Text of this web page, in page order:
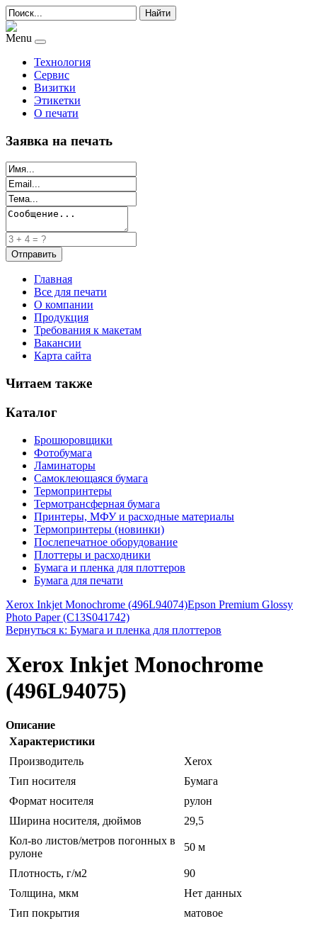
Найти
Menu
Технология
Сервис
Визитки
Этикетки
О печати
Заявка на печать
Главная
Все для печати
О компании
Продукция
Требования к макетам
Вакансии
Карта сайта
Читаем также
Каталог
Брошюровщики
Фотобумага
Ламинаторы
Самоклеющаяся бумага
Термопринтеры
Термотрансферная бумага
Принтеры, МФУ и расходные материалы
Термопринтеры (новинки)
Послепечатное оборудование
Плоттеры и расходники
Бумага и пленка для плоттеров
Бумага для печати
Xerox Inkjet Monochrome (496L94074)Epson Premium Glossy
Photo Paper (C13S041742)
Вернуться к: Бумага и пленка для плоттеров
Xerox Inkjet Monochrome
(496L94075)
Описание
Характеристики
Производитель
Xerox
Тип носителя
Бумага
Формат носителя
рулон
Ширина носителя, дюймов
29,5
Кол-во листов/метров погонных в
рулоне
50 м
Плотность, г/м2
90
Толщина, мкм
Нет данных
Тип покрытия
матовое